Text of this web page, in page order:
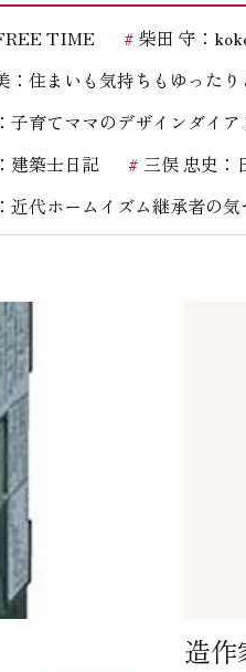
お客
TIME 柴田 守：
：住まいも気持ちもゆったり
子育てママのデザインダイア
建築士日記
三俣 忠史：
近代ホームイズム継承者の気
造作